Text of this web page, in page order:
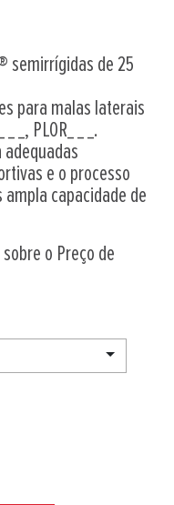
semirrígidas de 25
para malas laterais
_, PLOR_ _ _.
e o processo
capacidade de
o Preço de